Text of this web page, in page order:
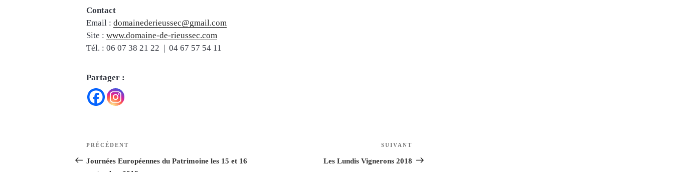
Contact
Email : domainederieussec@gmail.com
Site : www.domaine-de-rieussec.com
Tél. : 06 07 38 21 22 | 04 67 57 54 11
Partager :
Navigation
de
Article
précédent
PRÉCÉDENT
Journées Européennes du Patrimoine les 15 et 16
suivant
SUIVANT
Les Lundis Vignerons 2018